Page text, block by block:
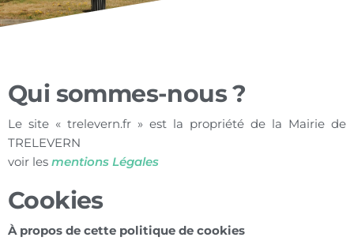
Qui sommes-nous ?
Le site « trelevern.fr » est la propriété de la Mairie de
TRELEVERN
voir les mentions Légales
Cookies
À propos de cette politique de cookies